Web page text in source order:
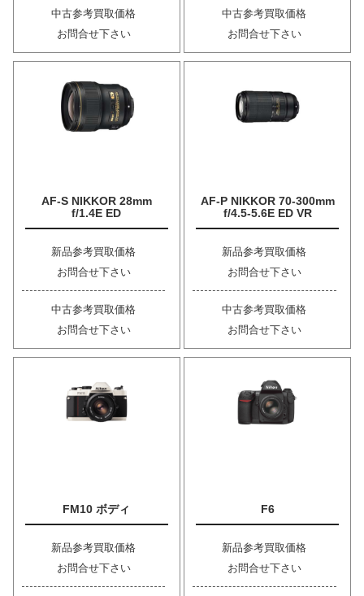
中古参考買取価格
お問合せ下さい
中古参考買取価格
お問合せ下さい
AF-S NIKKOR 28mm
f/1.4E ED
新品参考買取価格
お問合せ下さい
中古参考買取価格
お問合せ下さい
AF-P NIKKOR 70-300mm
f/4.5-5.6E ED VR
新品参考買取価格
お問合せ下さい
中古参考買取価格
お問合せ下さい
FM10 ボディ
新品参考買取価格
お問合せ下さい
F6
新品参考買取価格
お問合せ下さい